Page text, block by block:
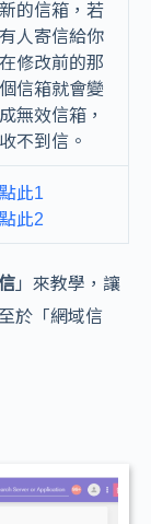
新的信箱，若
有人寄信給你
在修改前的那
個信箱就會變
成無效信箱，
收不到信。
點此1
點此2
」來教學，讓
於「網域信